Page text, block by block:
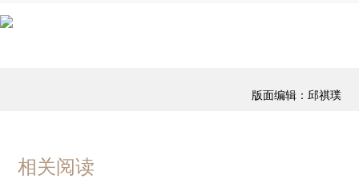
版面编辑：邱祺璞
相关阅读